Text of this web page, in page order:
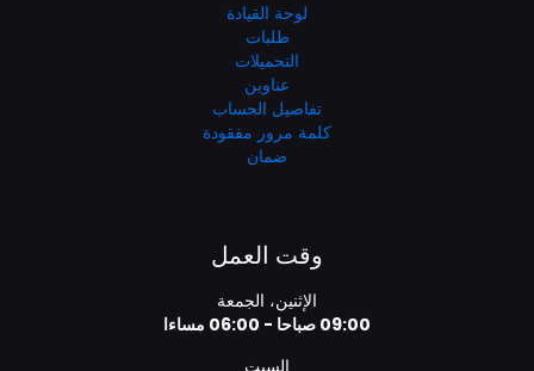
لوحة القيادة
طلبات
التحميلات
عناوين
تفاصيل الحساب
كلمة مرور مفقودة
ضمان
وقت العمل
الإثنين، الجمعة
09:00 صباحا - 06:00 مساءا